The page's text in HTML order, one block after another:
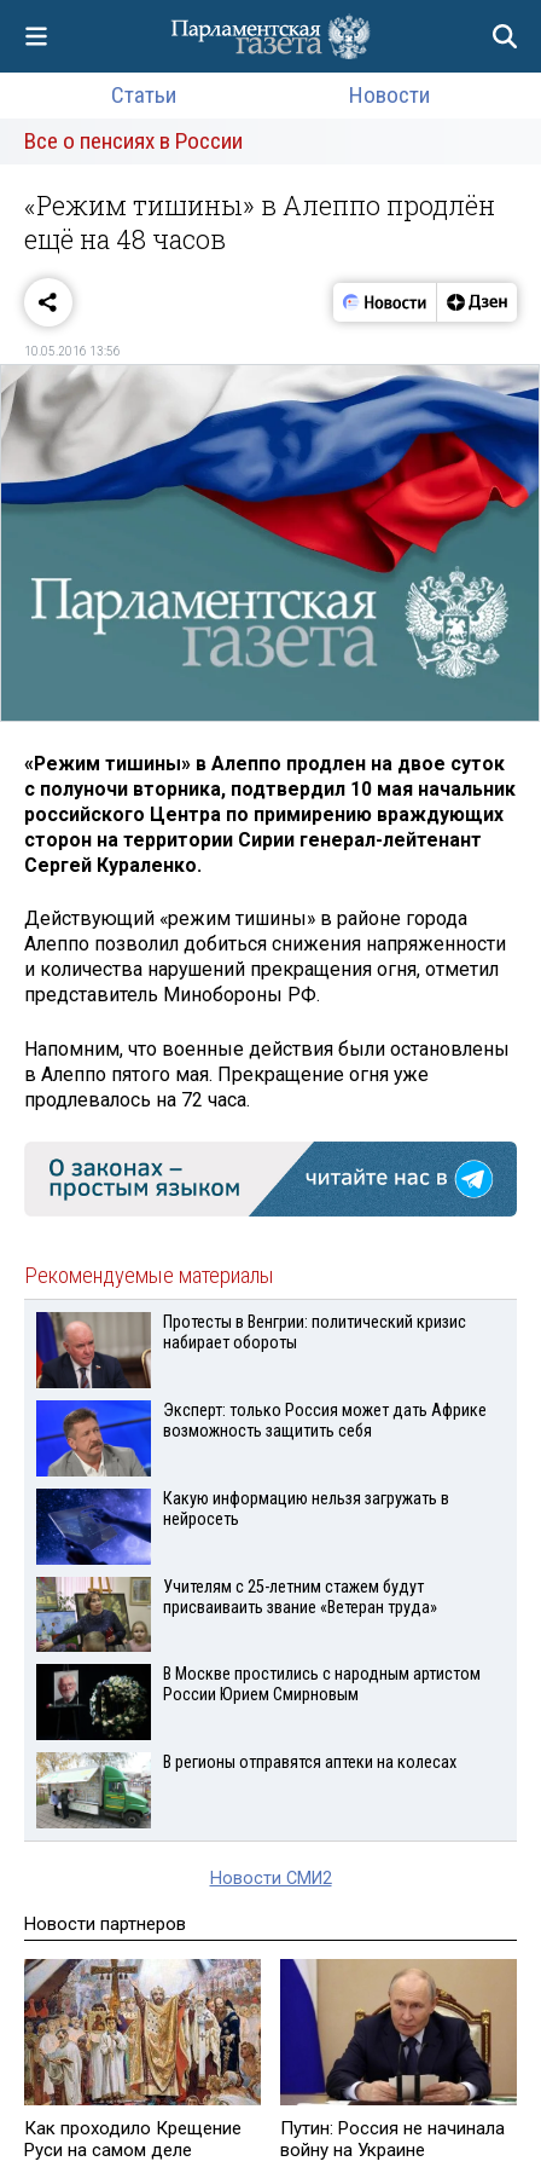
Статьи
Новости
Все о пенсиях в России
«Режим тишины» в Алеппо продлён
ещё на 48 часов
10.05.2016 13:56
«Режим тишины» в Алеппо продлен на двое суток
с полуночи вторника, подтвердил 10 мая начальник
российского Центра по примирению враждующих
сторон на территории Сирии генерал-лейтенант
Сергей Кураленко.
Действующий «режим тишины» в районе города
Алеппо позволил добиться снижения напряженности
и количества нарушений прекращения огня, отметил
представитель Минобороны РФ.
Напомним, что военные действия были остановлены
в Алеппо пятого мая. Прекращение огня уже
продлевалось на 72 часа.
Рекомендуемые материалы
Протесты в Венгрии: политический кризис
набирает обороты
Эксперт: только Россия может дать Африке
возможность защитить себя
Какую информацию нельзя загружать в
нейросеть
Учителям с 25-летним стажем будут
присваиваить звание «Ветеран труда»
В Москве простились с народным артистом
России Юрием Смирновым
В регионы отправятся аптеки на колесах
Новости СМИ2
Новости партнеров
Как проходило Крещение
Руси на самом деле
Путин: Россия не начинала
войну на Украине